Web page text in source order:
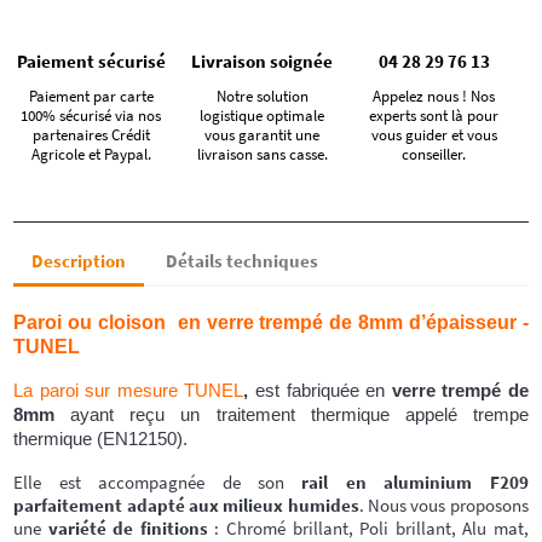
Paiement sécurisé
Paiement par carte
100% sécurisé via nos
partenaires Crédit
Agricole et Paypal.
Livraison soignée
Notre solution
logistique optimale
vous garantit une
livraison sans casse.
04 28 29 76 13
Appelez nous ! Nos
experts sont là pour
vous guider et vous
conseiller.
Description Détails techniques
Paroi ou cloison en verre trempé de 8mm d’épaisseur -
TUNEL
La paroi sur mesure TUNEL, est fabriquée en verre trempé de
8mm ayant reçu un traitement thermique appelé trempe
thermique (EN12150).
Elle est accompagnée de son rail en aluminium F209
parfaitement adapté aux milieux humides. Nous vous proposons
une variété de finitions: Chromé brillant, Poli brillant, Alu mat,